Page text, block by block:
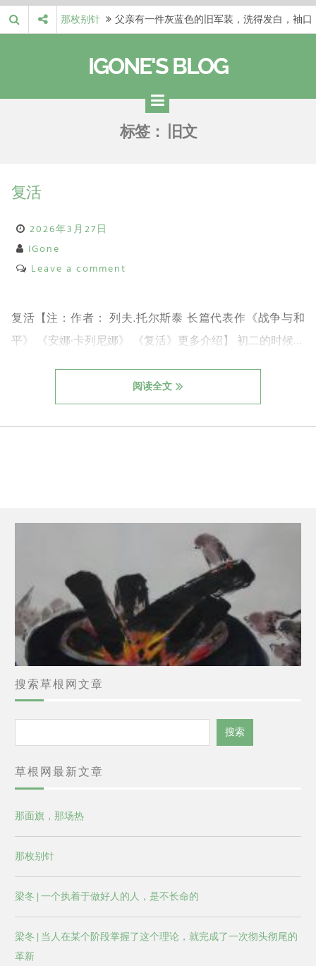
Skip
to
那枚别针
父亲有一件灰蓝色的旧军装，洗得发白，袖口
自己的生活和命…
梁冬 |…
梁冬：有一些人在某个阶段掌握了第一性原
理，完成了一次彻…
梁冬 |…
梁冬：总还有那么百分之一的人，既不努力，
也没有那么强的…那面旗，那场热二十九度。 这个数字是我站
IGONE'S BLOG
标签： 旧文
复活
2026年3月27日
IGone
Leave a comment
复活【注：作者： 列夫.托尔斯泰 长篇代表作《战争与和
平》 《安娜·卡列尼娜》 《复活》更多介绍】 初二的时候…
阅读全文
搜索草根网文章
索
搜索
草根网最新文章
那面旗，那场热
那枚别针
梁冬 | 一个执着于做好人的人，是不长命的
梁冬 | 当人在某个阶段掌握了这个理论，就完成了一次彻头彻尾的
革新